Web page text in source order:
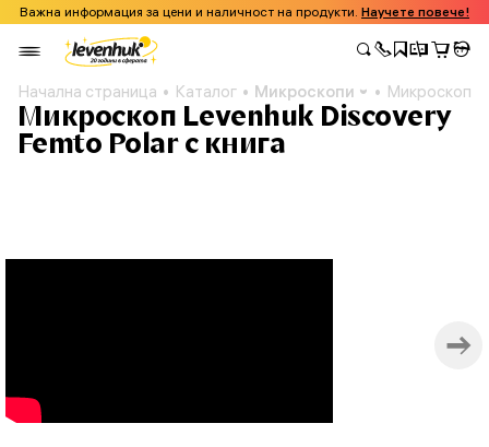
Важна информация за цени и наличност на продукти. Научете повече!
Начална страница Каталог Микроскопи Микроскоп
Микроскоп Levenhuk Discovery
Femto Polar с книга